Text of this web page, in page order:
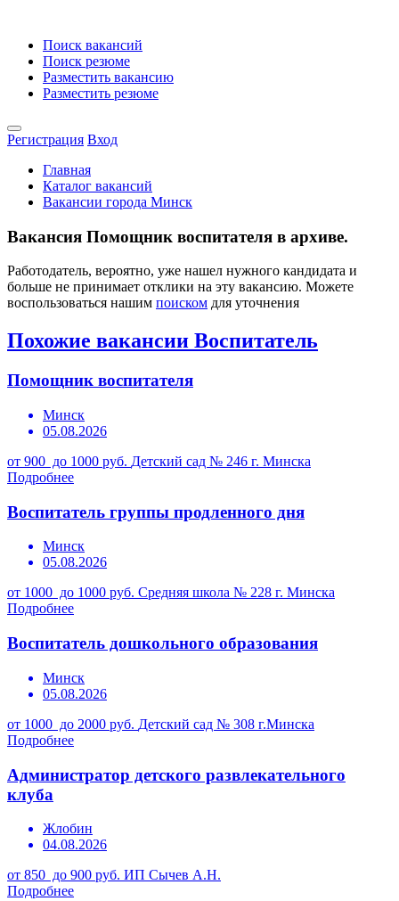
Поиск вакансий
Поиск резюме
Разместить вакансию
Разместить резюме
Регистрация Вход
Главная
Каталог вакансий
Вакансии города Минск
Вакансия Помощник воспитателя в архиве.
Работодатель, вероятно, уже нашел нужного кандидата и
больше не принимает отклики на эту вакансию. Можете
воспользоваться нашим поиском для уточнения
Похожие вакансии Воспитатель
Помощник воспитателя
Минск
05.08.2026
от 900 до 1000 руб. Детский сад № 246 г. Минска
Подробнее
Воспитатель группы продленного дня
Минск
05.08.2026
от 1000 до 1000 руб. Средняя школа № 228 г. Минска
Подробнее
Воспитатель дошкольного образования
Минск
05.08.2026
от 1000 до 2000 руб. Детский сад № 308 г.Минска
Подробнее
Администратор детского развлекательного
клуба
Жлобин
04.08.2026
от 850 до 900 руб. ИП Сычев А.Н.
Подробнее